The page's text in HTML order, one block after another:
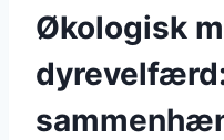
Økologisk